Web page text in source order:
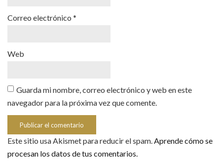
Correo electrónico *
Web
Guarda mi nombre, correo electrónico y web en este
navegador para la próxima vez que comente.
Este sitio usa Akismet para reducir el spam.Aprende cómo se
procesan los datos de tus comentarios.